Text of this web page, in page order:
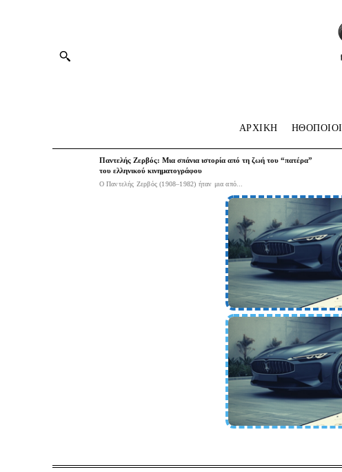
ΑΡΧΙΚΗ HΘΟΠΟΙΟΙ
Παντελής Ζερβός: Μια σπάνια ιστορία από τη ζωή του “πατέρα”
του ελληνικού κινηματογράφου
Ο Παντελής Ζερβός (1908–1982) ήταν μια από...